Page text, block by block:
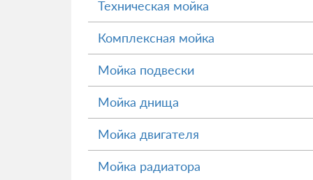
Техническая мойка
Комплексная мойка
Мойка подвески
Мойка днища
Мойка двигателя
Мойка радиатора